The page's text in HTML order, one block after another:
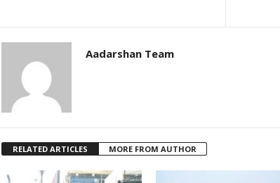
Aadarshan Team
RELATED ARTICLES MORE FROM AUTHOR